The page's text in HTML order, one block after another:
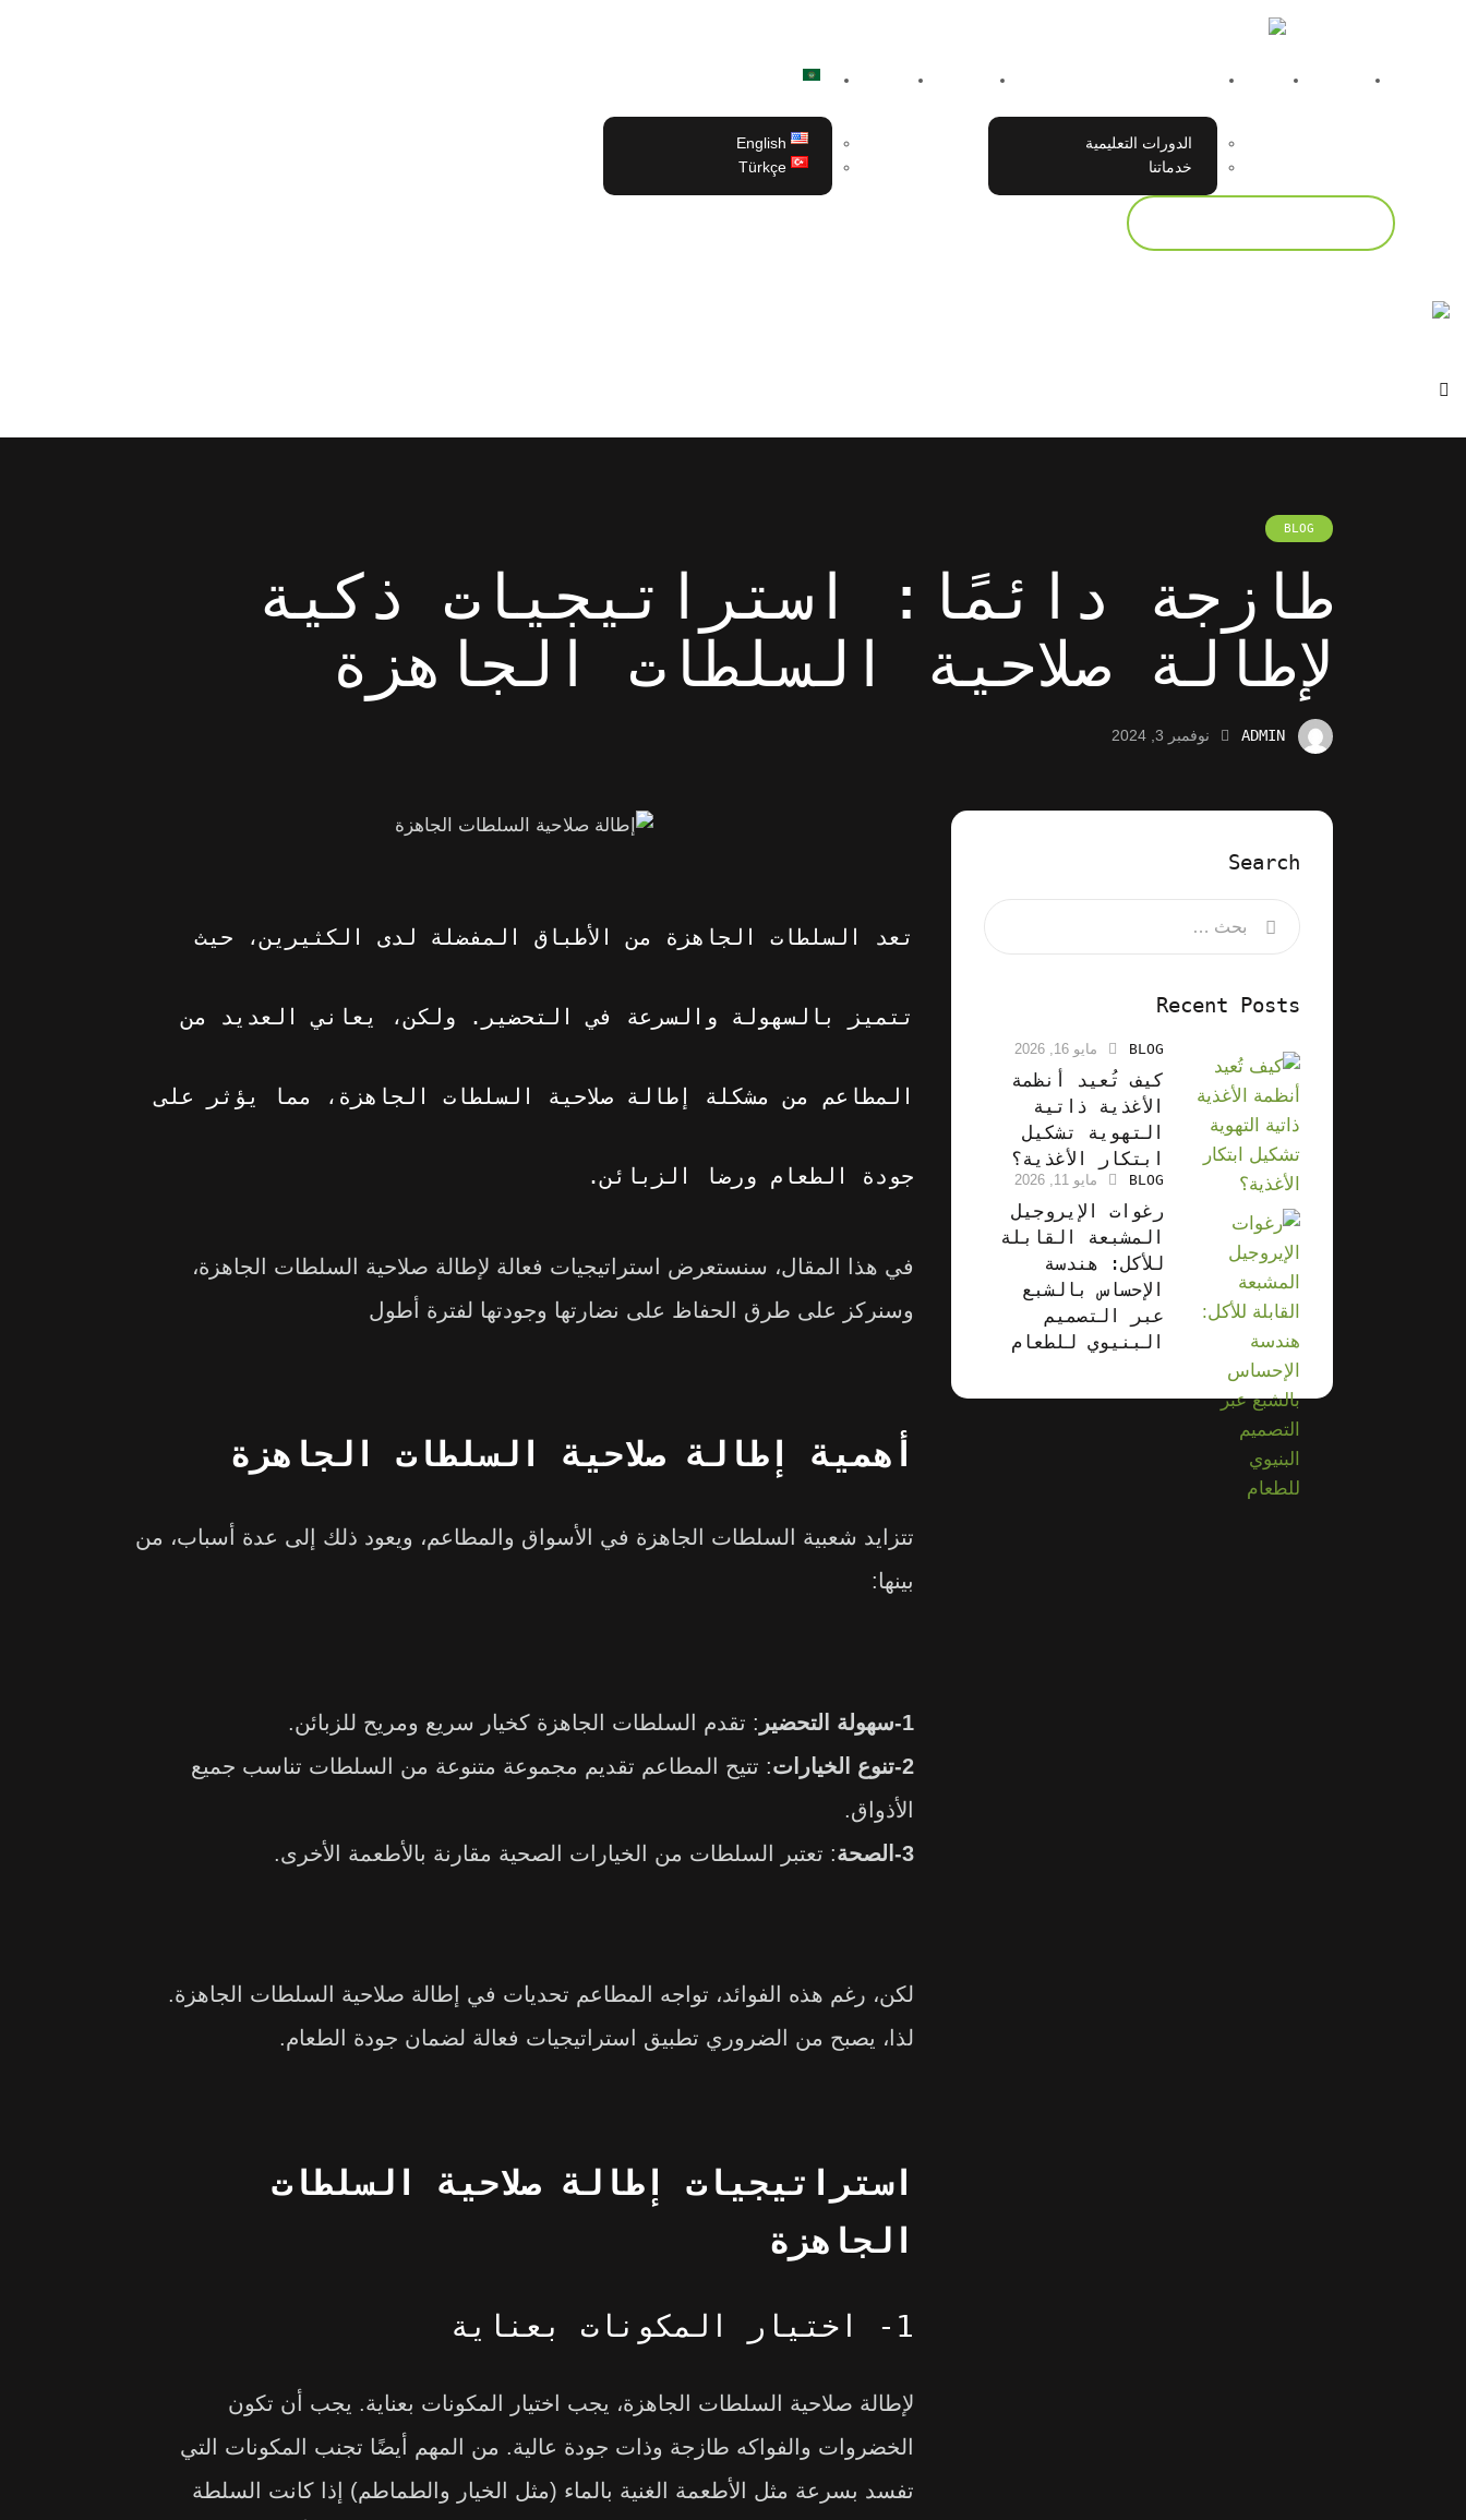
الرئيسية من نحن
الدورات التعليمية
خدماتنا
اتصل بنا المدونة
English
Türkçe
BLOG
طازجة دائمًا: استراتيجيات ذكية
لإطالة صلاحية السلطات الجاهزة
ADMIN نوفمبر 3, 2024
تعد السلطات الجاهزة من الأطباق المفضلة لدى الكثيرين، حيث
تتميز بالسهولة والسرعة في التحضير. ولكن، يعاني العديد من
المطاعم من مشكلة إطالة صلاحية السلطات الجاهزة، مما يؤثر على
جودة الطعام ورضا الزبائن.
في هذا المقال، سنستعرض استراتيجيات فعالة لإطالة صلاحية السلطات الجاهزة،
وسنركز على طرق الحفاظ على نضارتها وجودتها لفترة أطول
أهمية إطالة صلاحية السلطات الجاهزة
تتزايد شعبية السلطات الجاهزة في الأسواق والمطاعم، ويعود ذلك إلى عدة أسباب، من
بينها:
1-سهولة التحضير
: تقدم السلطات الجاهزة كخيار سريع ومريح للزبائن.
2-تنوع الخيارات
: تتيح المطاعم تقديم مجموعة متنوعة من السلطات تناسب جميع
الأذواق.
3-الصحة
: تعتبر السلطات من الخيارات الصحية مقارنة بالأطعمة الأخرى.
لكن، رغم هذه الفوائد، تواجه المطاعم تحديات في إطالة صلاحية السلطات الجاهزة.
لذا، يصبح من الضروري تطبيق استراتيجيات فعالة لضمان جودة الطعام.
استراتيجيات إطالة صلاحية السلطات
الجاهزة
1- اختيار المكونات بعناية
لإطالة صلاحية السلطات الجاهزة، يجب اختيار المكونات بعناية. يجب أن تكون
الخضروات والفواكه طازجة وذات جودة عالية. من المهم أيضًا تجنب المكونات التي
تفسد بسرعة مثل الأطعمة الغنية بالماء (مثل الخيار والطماطم) إذا كانت السلطة
Search
البحث عن:
Recent Posts
BLOG مايو 16, 2026
كيف تُعيد أنظمة
الأغذية ذاتية
التهوية تشكيل
ابتكار الأغذية؟
BLOG مايو 11, 2026
رغوات الإيروجيل
المشبعة القابلة
للأكل: هندسة
الإحساس بالشبع
عبر التصميم
البنيوي للطعام